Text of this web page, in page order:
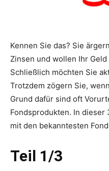
Kennen Sie das? Sie
Zinsen und wollen Ihr
Schließlich möchten Sie
Trotzdem zögern Sie,
Grund dafür sind oft
Fondsprodukten. In
mit den bekanntesten
Teil 1/3